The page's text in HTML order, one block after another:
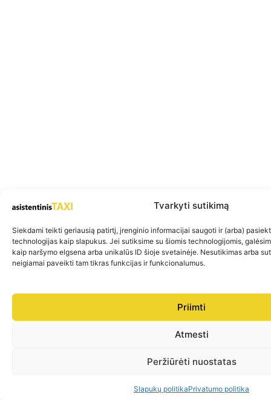
Tvarkyti sutikimą
Siekdami teikti geriausią patirtį, įrenginio informacijai saugoti ir (arba)
technologijas kaip slapukus. Jei sutiksime su šiomis technologijomis,
kaip naršymo elgsena arba unikalūs ID šioje svetainėje. Nesutikimas arba
neigiamai paveikti tam tikras funkcijas ir funkcionalumus.
Priimti
Atmesti
Peržiūrėti nuostatas
Slapukų politikaPrivatumo politika